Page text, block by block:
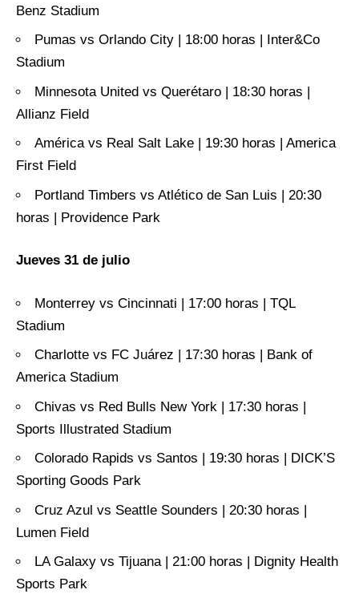
Benz Stadium
Pumas vs Orlando City | 18:00 horas | Inter&Co
Stadium
Minnesota United vs Querétaro | 18:30 horas |
Allianz Field
América vs Real Salt Lake | 19:30 horas | America
First Field
Portland Timbers vs Atlético de San Luis | 20:30
horas | Providence Park
Jueves 31 de julio
Monterrey vs Cincinnati | 17:00 horas | TQL
Stadium
Charlotte vs FC Juárez | 17:30 horas | Bank of
America Stadium
Chivas vs Red Bulls New York | 17:30 horas |
Sports Illustrated Stadium
Colorado Rapids vs Santos | 19:30 horas | DICK’S
Sporting Goods Park
Cruz Azul vs Seattle Sounders | 20:30 horas |
Lumen Field
LA Galaxy vs Tijuana | 21:00 horas | Dignity Health
Sports Park